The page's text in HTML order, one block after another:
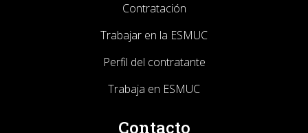
Contratación
Trabajar en la ESMUC
Perfil del contratante
Trabaja en ESMUC
Contacto